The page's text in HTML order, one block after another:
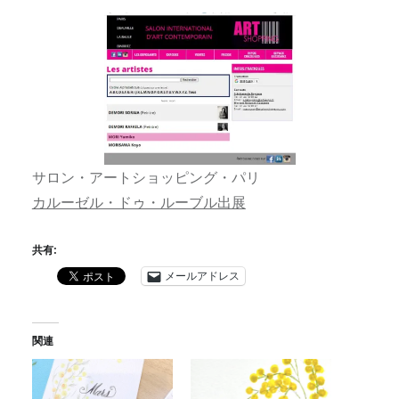
サロン・アートショッピング・パリ
カルーゼル・ドゥ・ルーブル出展
共有:
メールアドレス
関連